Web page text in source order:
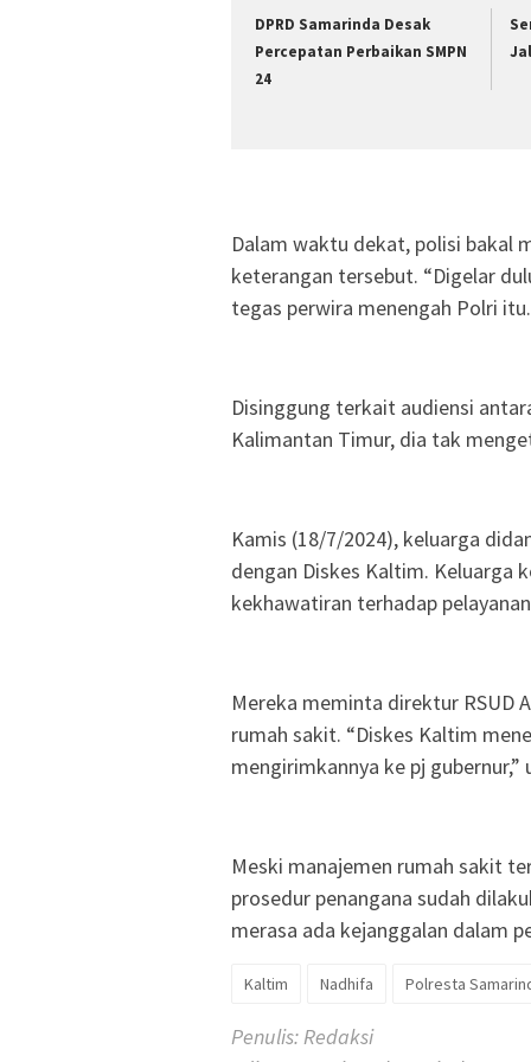
DPRD Samarinda Desak
Percepatan Perbaikan SMPN
24
Dalam waktu dekat, polisi bakal
keterangan tersebut. “Digelar
tegas perwira menengah Polri itu.
Disinggung terkait audiensi
Kalimantan Timur, dia tak
Kamis (18/7/2024), keluarga
dengan Diskes Kaltim. Keluarga
kekhawatiran terhadap
Mereka meminta direktur RSUD
rumah sakit. “Diskes Kaltim
mengirimkannya ke pj
Meski manajemen rumah sakit
prosedur penangana sudah
merasa ada kejanggalan dalam
Kaltim Nadhifa Polresta
Penulis: Redaksi